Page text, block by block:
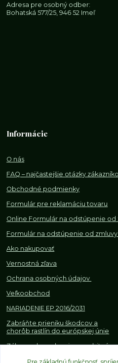
Adresa pre osobný odber:
Bohatská 577/25, 946 52 Imeľ
Informácie
O nás
FAQ – najčastejšie otázky
Obchodné podmienky
Formulár pre reklamáciu tovaru
Online Formulár na odstúpenie od
Formulár na odstúpenie od z
Ako nakupovať
Vernostná zľava
Ochrana osobných údajov
Veľkoobchod
NARIADENIE EP 2016/2031
Zabráňte prieniku škodcov a
chorôb rastlín do európskej únie
Zákazy, obmedzenia a osobitné